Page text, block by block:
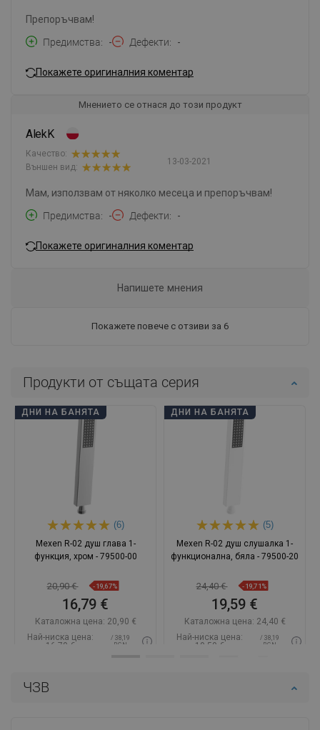
ЧЗВ
Препоръчвам!
Предимства
- Дефекти -
Покажете оригиналния коментар
Мнението се отнася до този продукт
AlekK
13-03-2021
Качество:
Външен вид:
Мам, използвам от няколко месеца и препоръчвам!
Предимства
- Дефекти -
Покажете оригиналния коментар
Покажете повече с отзиви за 6
Напишете мнения
Продукти от същата серия
ДНИ НА БАНЯТА
(6)
Mexen R-02 душ глава 1-
функция, хром - 79500-00
20,90 € -19,67%
16,79 €
Каталожна цена: 20,90 €
Най-ниска цена:
16,79 €
/ 38,19
BGN
Добави в количката
ДНИ НА БАНЯТА
(5)
Mexen R-02 душ слушалка 1-
функционална, бяла - 79500-20
24,40 € -19,71%
19,59 €
Каталожна цена: 24,40 €
Най-ниска цена:
19,59 €
/ 38,19
BGN
Добави в количката